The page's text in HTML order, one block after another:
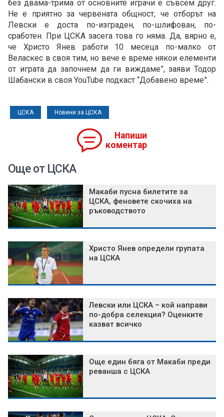
без двама-трима от основните играчи е съвсем друг.
Не е приятно за червената общност, че отборът на
Левски е доста по-изграден, по-шлифован, по-
сработен. При ЦСКА засега това го няма. Да, вярно е,
че Христо Янев работи 10 месеца по-малко от
Веласкес в своя тим, но вече е време някои елементи
от играта да започнем да ги виждаме”, заяви Тодор
Шабански в своя YouTube подкаст “Добавено време”.
ЦСКА Новини за ЦСКА
Напиши
коментар
Още от ЦСКА
Макаби пусна билетите за
ЦСКА, феновете скочиха на
ръководството
Христо Янев определи групата
на ЦСКА
Левски или ЦСКА – кой направи
по-добра селекция? Оценките
казват всичко
Още един бяга от Макаби преди
реванша с ЦСКА